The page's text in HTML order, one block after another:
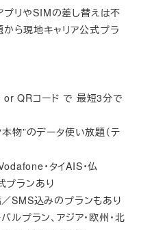
リやSIMの差し替えは不
ら現地キャリア公式プラ
or QRコード で 最短3分で
物”のデータ使い放題（テ
・タイAIS・仏
プランあり
SMS込みのプランもあり
プラン、アジア・欧州・北